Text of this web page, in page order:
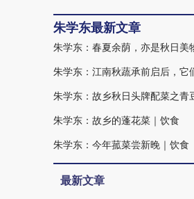
朱学东最新文章
朱学东：春夏余荫，亦是秋日美
朱学东：故乡秋日头牌配菜之青
朱学东：故乡的蓬花菜｜饮食
朱学东：今年菰菜尝新晚｜饮食
最新文章